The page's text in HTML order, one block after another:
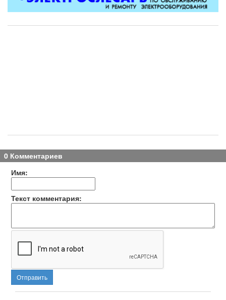
0 Комментариев
Имя:
Текст комментария:
Отправить